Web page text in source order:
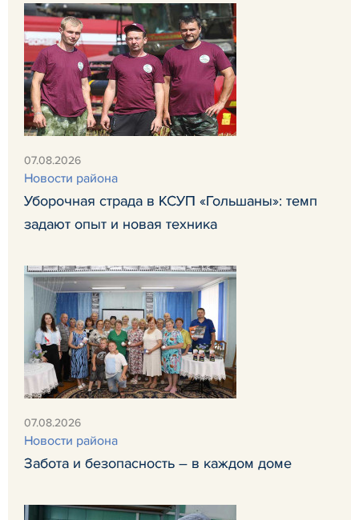
07.08.2026
Новости района
Уборочная страда в КСУП «Гольшаны»: темп
задают опыт и новая техника
07.08.2026
Новости района
Забота и безопасность – в каждом доме